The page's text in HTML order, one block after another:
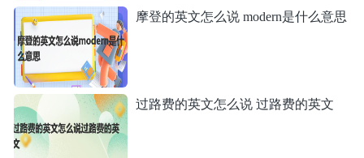
摩登的英文怎么说 modern是什么意思
过路费的英文怎么说 过路费的英文